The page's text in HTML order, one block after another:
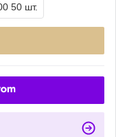
50 шт.